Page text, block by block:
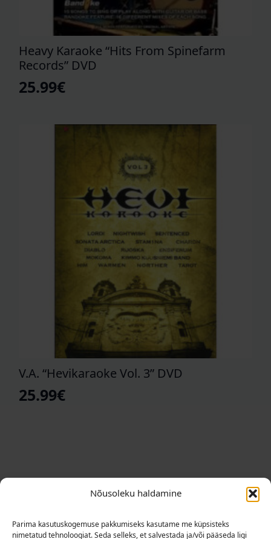
Nõusoleku haldamine
Parima kasutuskogemuse pakkumiseks kasutame me küpsisteks
nimetatud tehnoloogiat. Seda selleks, et salvestada ja/või pääseda ligi
Heavy Karaoke “Hits From Spinefarm
Records” DVD
25.99€
V.A. “Hevikaraoke Vol. 3” DVD
25.99€